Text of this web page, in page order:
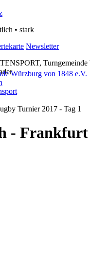
• stark
Newsletter
Würzburg von 1848 e.V.
Turnier 2017 - Tag 1
- Frankfurt